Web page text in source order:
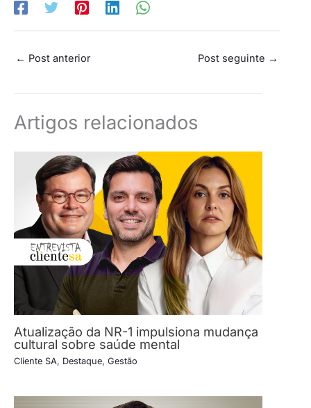
← Post anterior Post seguinte →
Artigos relacionados
Atualização da NR-1 impulsiona mudança
cultural sobre saúde mental
Cliente SA, Destaque, Gestão